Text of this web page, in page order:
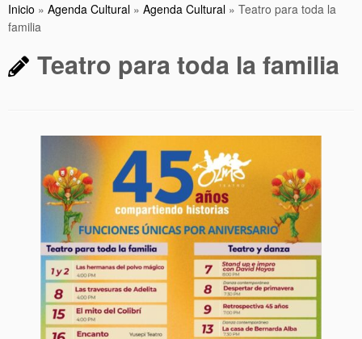
Inicio » Agenda Cultural » Agenda Cultural » Teatro para toda la
familia
Teatro para toda la familia